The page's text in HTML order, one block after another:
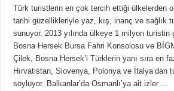
Türk turistlerin en çok tercih ettiği ülkelerden
tarihi güzellikleriyle yaz, kış, inanç ve sağlık
sunuyor. 2013 yılında ülkeye 1 milyon turistin
Bosna Hersek Bursa Fahri Konsolosu ve
Çilek, Bosna Hersek’i Türklerin yanı sıra en
Hırvatistan, Slovenya, Polonya ve İtalya’dan
söylüyor. Balkanlar’da Osmanlı’ya ait izler …